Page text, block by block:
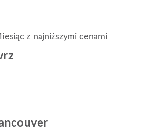
z najniższymi cenami